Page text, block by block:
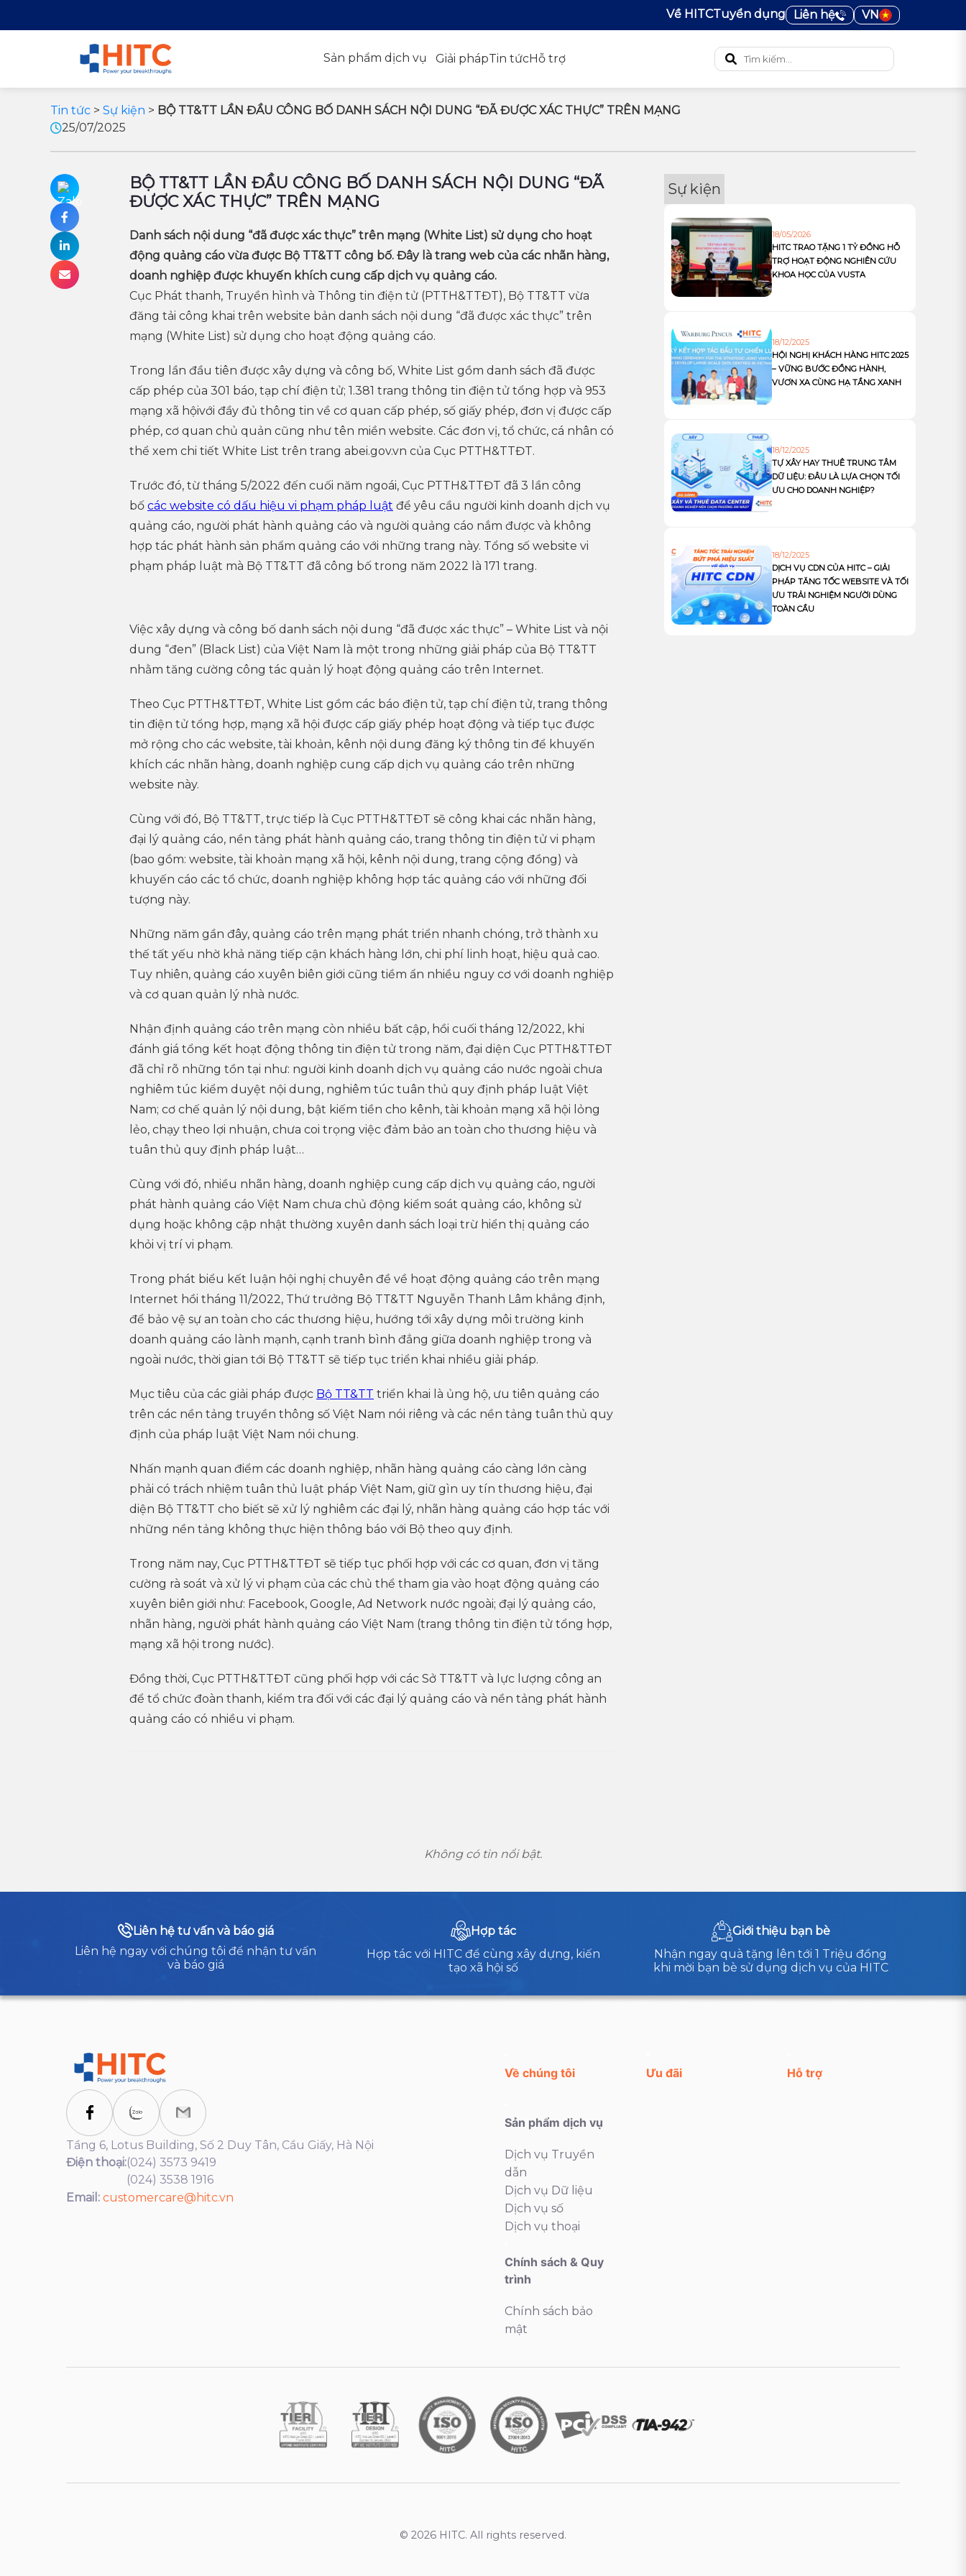
Về HITCTuyển dụng Liên hệ VN
Sản phẩm dịch vụ Giải phápTin tứcHỗ trợ
Tin tức > Sự kiện > BỘ TT&TT LẦN ĐẦU CÔNG BỐ DANH SÁCH NỘI DUNG “ĐÃ ĐƯỢC XÁC THỰC” TRÊN MẠNG
25/07/2025
BỘ TT&TT LẦN ĐẦU CÔNG BỐ DANH SÁCH NỘI DUNG “ĐÃ
ĐƯỢC XÁC THỰC” TRÊN MẠNG
Danh sách nội dung “đã được xác thực” trên mạng (White List) sử dụng cho hoạt
động quảng cáo vừa được Bộ TT&TT công bố. Đây là trang web của các nhãn hàng,
doanh nghiệp được khuyến khích cung cấp dịch vụ quảng cáo.
Cục Phát thanh, Truyền hình và Thông tin điện tử (PTTH&TTĐT), Bộ TT&TT vừa
đăng tải công khai trên website bản danh sách nội dung “đã được xác thực” trên
mạng (White List) sử dụng cho hoạt động quảng cáo.
Trong lần đầu tiên được xây dựng và công bố, White List gồm danh sách đã được
cấp phép của 301 báo, tạp chí điện tử; 1.381 trang thông tin điện tử tổng hợp và 953
mạng xã hộivới đầy đủ thông tin về cơ quan cấp phép, số giấy phép, đơn vị được cấp
phép, cơ quan chủ quản cũng như tên miền website. Các đơn vị, tổ chức, cá nhân có
thể xem chi tiết White List trên trang abei.gov.vn của Cục PTTH&TTĐT.
Trước đó, từ tháng 5/2022 đến cuối năm ngoái, Cục PTTH&TTĐT đã 3 lần công
bố các website có dấu hiệu vi phạm pháp luật để yêu cầu người kinh doanh dịch vụ
quảng cáo, người phát hành quảng cáo và người quảng cáo nắm được và không
hợp tác phát hành sản phẩm quảng cáo với những trang này. Tổng số website vi
phạm pháp luật mà Bộ TT&TT đã công bố trong năm 2022 là 171 trang.
Việc xây dựng và công bố danh sách nội dung “đã được xác thực” – White List và nội
dung “đen” (Black List) của Việt Nam là một trong những giải pháp của Bộ TT&TT
nhằm tăng cường công tác quản lý hoạt động quảng cáo trên Internet.
Theo Cục PTTH&TTĐT, White List gồm các báo điện tử, tạp chí điện tử, trang thông
tin điện tử tổng hợp, mạng xã hội được cấp giấy phép hoạt động và tiếp tục được
mở rộng cho các website, tài khoản, kênh nội dung đăng ký thông tin để khuyến
khích các nhãn hàng, doanh nghiệp cung cấp dịch vụ quảng cáo trên những
website này.
Cùng với đó, Bộ TT&TT, trực tiếp là Cục PTTH&TTĐT sẽ công khai các nhãn hàng,
đại lý quảng cáo, nền tảng phát hành quảng cáo, trang thông tin điện tử vi phạm
(bao gồm: website, tài khoản mạng xã hội, kênh nội dung, trang cộng đồng) và
khuyến cáo các tổ chức, doanh nghiệp không hợp tác quảng cáo với những đối
tượng này.
Những năm gần đây, quảng cáo trên mạng phát triển nhanh chóng, trở thành xu
thế tất yếu nhờ khả năng tiếp cận khách hàng lớn, chi phí linh hoạt, hiệu quả cao.
Tuy nhiên, quảng cáo xuyên biên giới cũng tiềm ẩn nhiều nguy cơ với doanh nghiệp
và cơ quan quản lý nhà nước.
Nhận định quảng cáo trên mạng còn nhiều bất cập, hồi cuối tháng 12/2022, khi
đánh giá tổng kết hoạt động thông tin điện tử trong năm, đại diện Cục PTTH&TTĐT
đã chỉ rõ những tồn tại như: người kinh doanh dịch vụ quảng cáo nước ngoài chưa
nghiêm túc kiểm duyệt nội dung, nghiêm túc tuân thủ quy định pháp luật Việt
Nam; cơ chế quản lý nội dung, bật kiếm tiền cho kênh, tài khoản mạng xã hội lỏng
lẻo, chạy theo lợi nhuận, chưa coi trọng việc đảm bảo an toàn cho thương hiệu và
tuân thủ quy định pháp luật…
Cùng với đó, nhiều nhãn hàng, doanh nghiệp cung cấp dịch vụ quảng cáo, người
phát hành quảng cáo Việt Nam chưa chủ động kiểm soát quảng cáo, không sử
dụng hoặc không cập nhật thường xuyên danh sách loại trừ hiển thị quảng cáo
khỏi vị trí vi phạm.
Trong phát biểu kết luận hội nghị chuyên đề về hoạt động quảng cáo trên mạng
Internet hồi tháng 11/2022, Thứ trưởng Bộ TT&TT Nguyễn Thanh Lâm khẳng định,
để bảo vệ sự an toàn cho các thương hiệu, hướng tới xây dựng môi trường kinh
doanh quảng cáo lành mạnh, cạnh tranh bình đẳng giữa doanh nghiệp trong và
ngoài nước, thời gian tới Bộ TT&TT sẽ tiếp tục triển khai nhiều giải pháp.
Mục tiêu của các giải pháp được Bộ TT&TT triển khai là ủng hộ, ưu tiên quảng cáo
trên các nền tảng truyền thông số Việt Nam nói riêng và các nền tảng tuân thủ quy
định của pháp luật Việt Nam nói chung.
Nhấn mạnh quan điểm các doanh nghiệp, nhãn hàng quảng cáo càng lớn càng
phải có trách nhiệm tuân thủ luật pháp Việt Nam, giữ gìn uy tín thương hiệu, đại
diện Bộ TT&TT cho biết sẽ xử lý nghiêm các đại lý, nhãn hàng quảng cáo hợp tác với
những nền tảng không thực hiện thông báo với Bộ theo quy định.
Trong năm nay, Cục PTTH&TTĐT sẽ tiếp tục phối hợp với các cơ quan, đơn vị tăng
cường rà soát và xử lý vi phạm của các chủ thể tham gia vào hoạt động quảng cáo
xuyên biên giới như: Facebook, Google, Ad Network nước ngoài; đại lý quảng cáo,
nhãn hàng, người phát hành quảng cáo Việt Nam (trang thông tin điện tử tổng hợp,
mạng xã hội trong nước).
Đồng thời, Cục PTTH&TTĐT cũng phối hợp với các Sở TT&TT và lực lượng công an
để tổ chức đoàn thanh, kiểm tra đối với các đại lý quảng cáo và nền tảng phát hành
quảng cáo có nhiều vi phạm.
Sự kiện
18/05/2026
HITC TRAO TẶNG 1 TỶ ĐỒNG HỖ
TRỢ HOẠT ĐỘNG NGHIÊN CỨU
KHOA HỌC CỦA VUSTA
18/12/2025
HỘI NGHỊ KHÁCH HÀNG HITC 2025
– VỮNG BƯỚC ĐỒNG HÀNH,
VƯƠN XA CÙNG HẠ TẦNG XANH
18/12/2025
TỰ XÂY HAY THUÊ TRUNG TÂM
DỮ LIỆU: ĐÂU LÀ LỰA CHỌN TỐI
ƯU CHO DOANH NGHIỆP?
18/12/2025
DỊCH VỤ CDN CỦA HITC – GIẢI
PHÁP TĂNG TỐC WEBSITE VÀ TỐI
ƯU TRẢI NGHIỆM NGƯỜI DÙNG
TOÀN CẦU
Không có tin nổi bật.
Liên hệ tư vấn và báo giá
Liên hệ ngay với chúng tôi để nhận tư vấn
và báo giá
Hợp tác
Hợp tác với HITC để cùng xây dựng, kiến
tạo xã hội số
Giới thiệu bạn bè
Nhận ngay quà tặng lên tới 1 Triệu đồng
khi mời bạn bè sử dụng dịch vụ của HITC
Tầng 6, Lotus Building, Số 2 Duy Tân, Cầu Giấy, Hà Nội
Điện thoại:(024) 3573 9419
(024) 3538 1916
Email: customercare@hitc.vn
Về chúng tôi
Sản phẩm dịch vụ
Dịch vụ Truyền
dẫn
Dịch vụ Dữ liệu
Dịch vụ số
Dịch vụ thoại
Chính sách & Quy
trình
Chính sách bảo
mật
Ưu đãi Hỗ trợ
© 2026 HITC. All rights reserved.